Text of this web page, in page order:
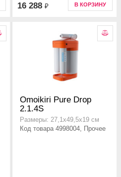
16 288 ₽ В КОРЗИНУ
Omoikiri Pure Drop
2.1.4S
Размеры: 27,1х49,5х19 см
Код товара 4998004, Прочее